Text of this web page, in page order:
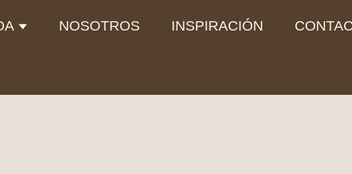
Abrir TIENDANOSOTROS INSPIRACIÓN